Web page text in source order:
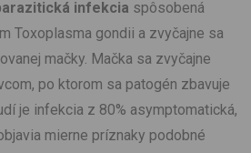
infekcia spôsobená
Toxoplasma gondii a zvyčajne sa
mačky. Mačka sa zvyčajne
po ktorom sa patogén zbavuje
je infekcia z 80% asymptomatická,
mierne príznaky podobné